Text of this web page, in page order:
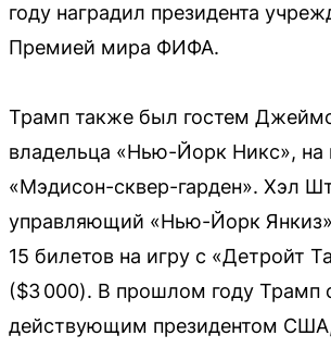
году наградил президента
Премией мира ФИФА.
Трамп также был гостем
владельца «Нью-Йорк Никс», на
«Мэдисон-сквер-гарден». Хэл
управляющий «Нью-Йорк
15 билетов на игру с «Детройт
($3 000). В прошлом году Трамп
действующим президентом